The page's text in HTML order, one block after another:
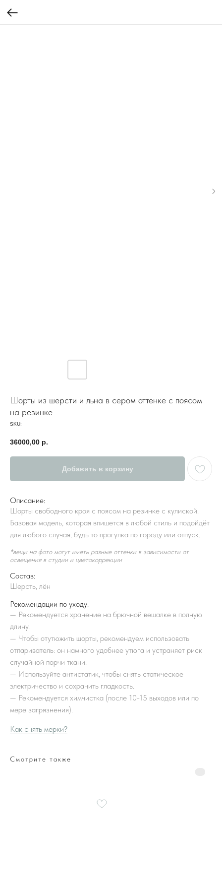
Шорты из шерсти и льна в сером оттенке с поясом
на резинке
SKU:
36000,00 р.
Добавить в корзину
Описание:
Шорты свободного кроя с поясом на резинке с кулиской.
Базовая модель, которая впишется в любой стиль и подойдёт
для любого случая, будь то прогулка по городу или отпуск.
*вещи на фото могут иметь разные оттенки в зависимости от
освещения в студии и цветокоррекции
Состав:
Шерсть, лён
Рекомендации по уходу:
— Рекомендуется хранение на брючной вешалке в полную
длину.
— Чтобы отутюжить шорты, рекомендуем использовать
отпариватель: он намного удобнее утюга и устраняет риск
случайной порчи ткани.
— Используйте антистатик, чтобы снять статическое
электричество и сохранить гладкость.
— Рекомендуется химчистка (после 10-15 выходов или по
мере загрязнения).
Как снять мерки?
Смотрите также